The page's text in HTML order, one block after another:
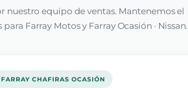
nuestro equipo de ventas. Mantenemos el
Farray Motos y Farray Ocasión · Nissan.
FARRAY CHAFIRAS OCASIÓN